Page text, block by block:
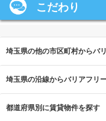
こだわり
埼玉県の他の市区町村からバ
埼玉県の沿線からバリアフリ
都道府県別に賃貸物件を探す